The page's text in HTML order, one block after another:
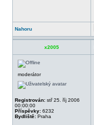
Nahoru
x2005
moderátor
Registrován: stř 25. říj 2006
00:00:00
Příspěvky: 6232
Bydliště: Praha